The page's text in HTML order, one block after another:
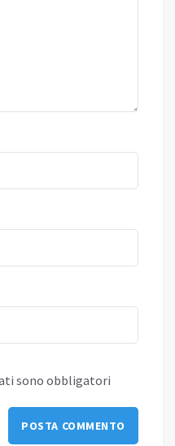
sono obbligatori